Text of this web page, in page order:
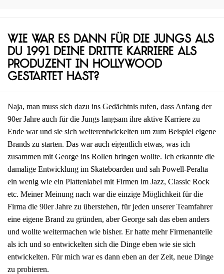
Wie war es dann für die Jungs als
du 1991 deine dritte Karriere als
Produzent in Hollywood
gestartet hast?
Naja, man muss sich dazu ins Gedächtnis rufen, dass Anfang der
90er Jahre auch für die Jungs langsam ihre aktive Karriere zu
Ende war und sie sich weiterentwickelten um zum Beispiel eigene
Brands zu starten. Das war auch eigentlich etwas, was ich
zusammen mit George ins Rollen bringen wollte. Ich erkannte die
damalige Entwicklung im Skateboarden und sah Powell-Peralta
ein wenig wie ein Plattenlabel mit Firmen im Jazz, Classic Rock
etc. Meiner Meinung nach war die einzige Möglichkeit für die
Firma die 90er Jahre zu überstehen, für jeden unserer Teamfahrer
eine eigene Brand zu gründen, aber George sah das eben anders
und wollte weitermachen wie bisher. Er hatte mehr Firmenanteile
als ich und so entwickelten sich die Dinge eben wie sie sich
entwickelten. Für mich war es dann eben an der Zeit, neue Dinge
zu probieren.